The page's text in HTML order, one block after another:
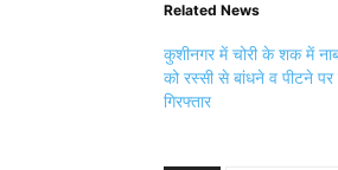
Related News
कुशीनगर में चोरी के शक में
को रस्सी से बांधने व पीटने पर
गिरफ्तार